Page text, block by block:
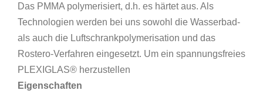
Das PMMA polymerisiert, d.h. es härtet aus. Als
Technologien werden bei uns sowohl die Wasserbad-
als auch die Luftschrankpolymerisation und das
Rostero-Verfahren eingesetzt. Um ein spannungsfreies
PLEXIGLAS® herzustellen
Eigenschaften